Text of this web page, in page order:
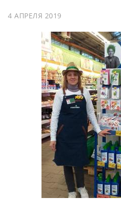
4 АПРЕЛЯ 2019